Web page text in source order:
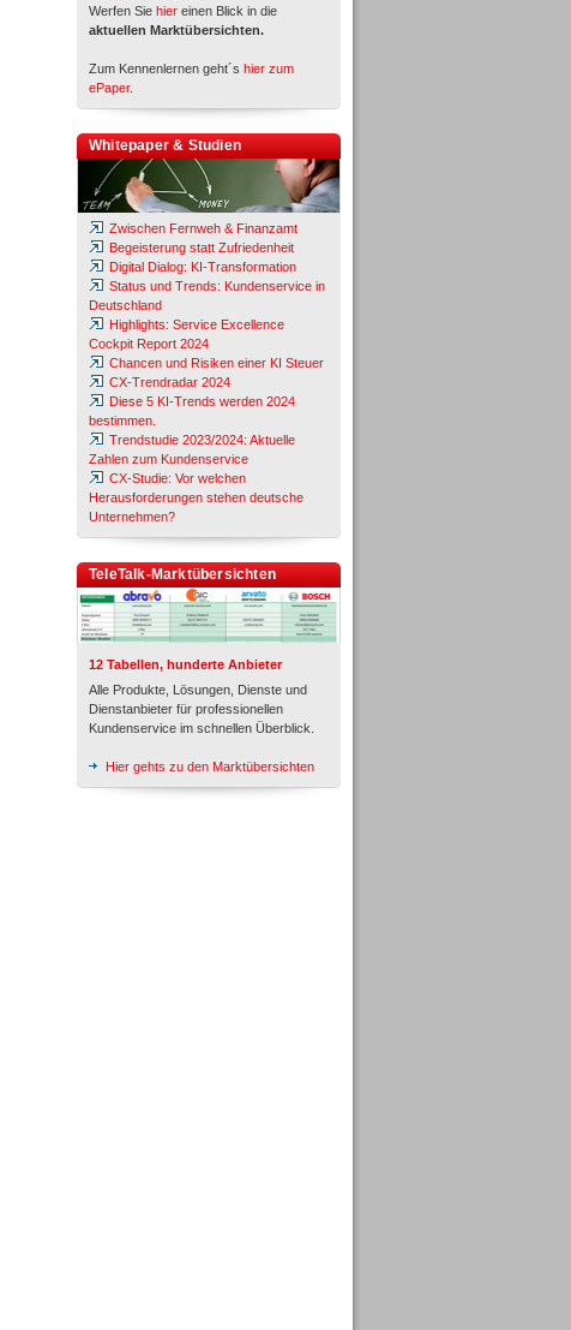
Werfen Sie hier einen Blick in die
aktuellen Marktübersichten.
Zum Kennenlernen geht´s hier zum
ePaper.
Whitepaper & Studien
Zwischen Fernweh & Finanzamt
Begeisterung statt Zufriedenheit
Digital Dialog: KI-Transformation
Status und Trends: Kundenservice in
Deutschland
Highlights: Service Excellence
Cockpit Report 2024
Chancen und Risiken einer KI Steuer
CX-Trendradar 2024
Diese 5 KI-Trends werden 2024
bestimmen.
Trendstudie 2023/2024: Aktuelle
Zahlen zum Kundenservice
CX-Studie: Vor welchen
Herausforderungen stehen deutsche
Unternehmen?
TeleTalk-Marktübersichten
12 Tabellen, hunderte Anbieter
Alle Produkte, Lösungen, Dienste und
Dienstanbieter für professionellen
Kundenservice im schnellen Überblick.
Hier gehts zu den Marktübersichten